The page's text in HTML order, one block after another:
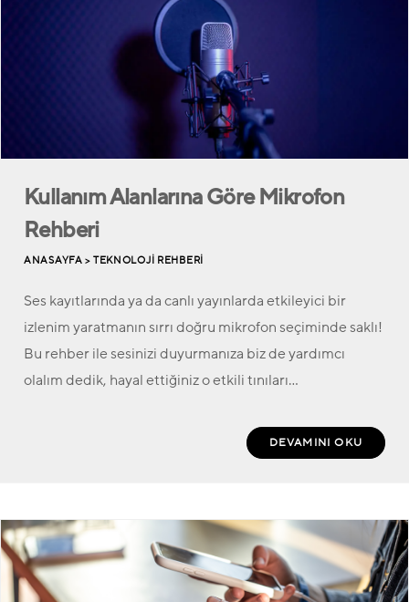
Kullanım Alanlarına Göre Mikrofon
Rehberi
ANASAYFA > TEKNOLOJI REHBERI
Ses kayıtlarında ya da canlı yayınlarda etkileyici bir
izlenim yaratmanın sırrı doğru mikrofon seçiminde saklı!
Bu rehber ile sesinizi duyurmanıza biz de yardımcı
olalım dedik, hayal ettiğiniz o etkili tınıları…
DEVAMINI OKU